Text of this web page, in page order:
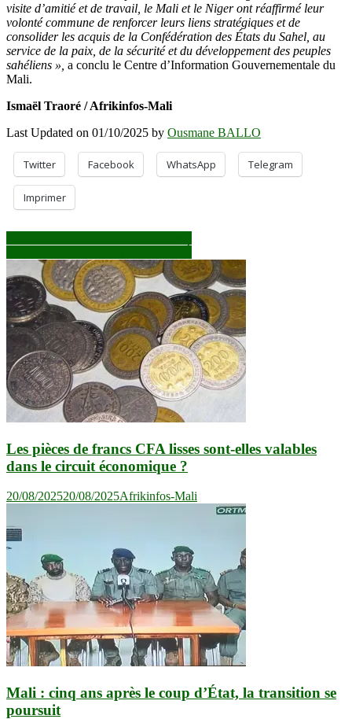
visite d’amitié et de travail, le Mali et le Niger ont réaffirmé leur
volonté commune de renforcer leurs liens stratégiques et de
consolider les acquis de la Confédération des États du Sahel, au
service de la paix, de la sécurité et du développement des peuples
sahéliens », a conclu le Centre d’Information Gouvernementale du
Mali.
Ismaël Traoré / Afrikinfos-Mali
Last Updated on 01/10/2025 by Ousmane BALLO
Twitter Facebook WhatsApp Telegram
Imprimer
Navigation
de
l’article
Les pièces de francs CFA lisses sont-elles valables
dans le circuit économique ?
20/08/202520/08/2025Afrikinfos-Mali
Mali : cinq ans après le coup d’État, la transition se
poursuit